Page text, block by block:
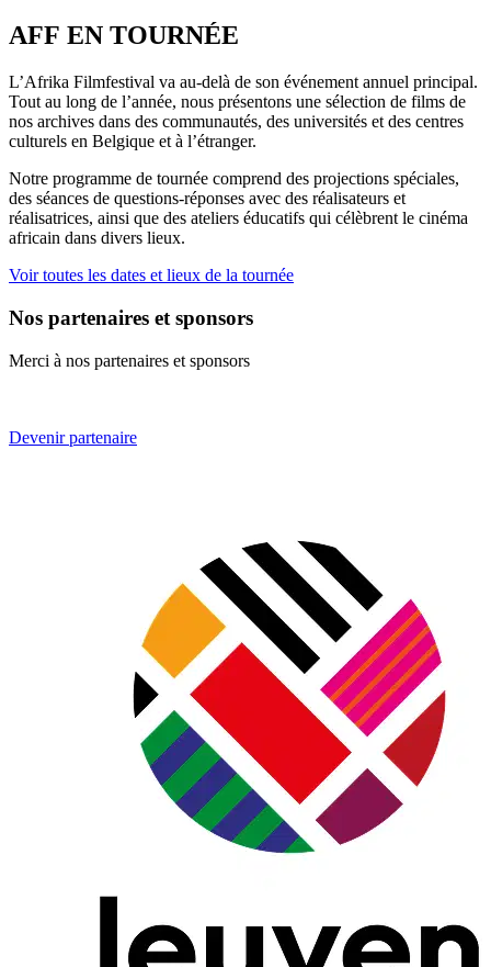
AFF EN TOURNÉE
L’Afrika Filmfestival va au-delà de son événement annuel principal.
Tout au long de l’année, nous présentons une sélection de films de
nos archives dans des communautés, des universités et des centres
culturels en Belgique et à l’étranger.
Notre programme de tournée comprend des projections spéciales,
des séances de questions-réponses avec des réalisateurs et
réalisatrices, ainsi que des ateliers éducatifs qui célèbrent le cinéma
africain dans divers lieux.
Voir toutes les dates et lieux de la tournée
Nos partenaires et sponsors
Merci à nos partenaires et sponsors
Devenir partenaire